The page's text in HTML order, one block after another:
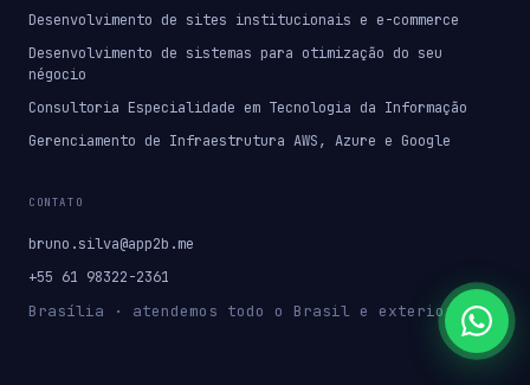
Desenvolvimento de sites institucionais e e-commerce
Desenvolvimento de sistemas para otimização do seu
négocio
Consultoria Especialidade em Tecnologia da Informação
Gerenciamento de Infraestrutura AWS, Azure e Google
CONTATO
bruno.silva@app2b.me
+55 61 98322-2361
Brasília · atendemos todo o Brasil e exterior